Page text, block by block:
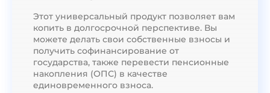
Этот универсальный продукт позволяет вам
копить в долгосрочной перспективе. Вы
можете делать свои собственные взносы и
получить софинансирование от
государства, также перевести пенсионные
накопления (ОПС) в качестве
единовременного взноса.